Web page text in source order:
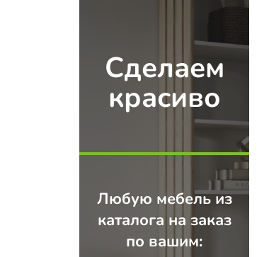
Сделаем
красиво
Любую мебель из
каталога на заказ
по вашим: